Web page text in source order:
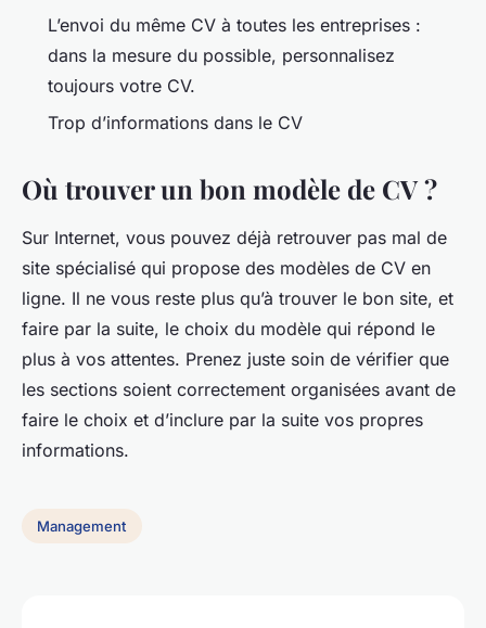
L’envoi du même CV à toutes les entreprises :
dans la mesure du possible, personnalisez
toujours votre CV.
Trop d’informations dans le CV
Où trouver un bon modèle de CV ?
Sur Internet, vous pouvez déjà retrouver pas mal de
site spécialisé qui propose des modèles de CV en
ligne. Il ne vous reste plus qu’à trouver le bon site, et
faire par la suite, le choix du modèle qui répond le
plus à vos attentes. Prenez juste soin de vérifier que
les sections soient correctement organisées avant de
faire le choix et d’inclure par la suite vos propres
informations.
Management